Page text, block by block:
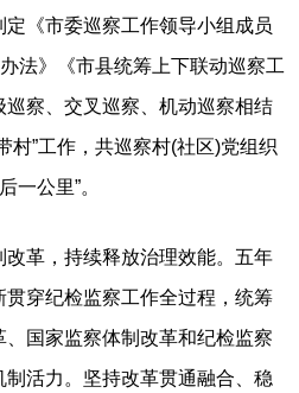
《市委巡察工作领导小组成员
法》《市县统筹上下联动巡察工
察、交叉巡察、机动巡察相结
村”工作，共巡察村(社区)党组织
一公里”。
，持续释放治理效能。五年
穿纪检监察工作全过程，统筹
国家监察体制改革和纪检监察
活力。坚持改革贯通融合、稳